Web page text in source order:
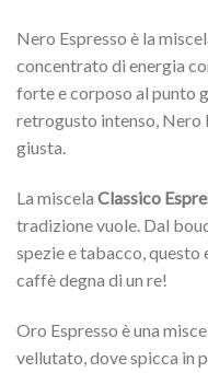
Nero Espresso è la
concentrato di energia
forte e corposo al punto
retrogusto intenso, Nero
giusta.
La miscela Classico
tradizione vuole. Dal
spezie e tabacco, questo
caffè degna di un re!
Oro Espresso è una
vellutato, dove spicca in